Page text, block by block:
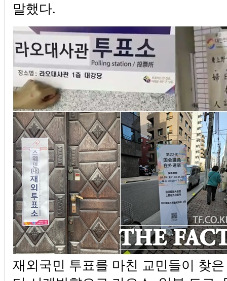
말했다.
재외국민 투표를 마친 교민들이 찾